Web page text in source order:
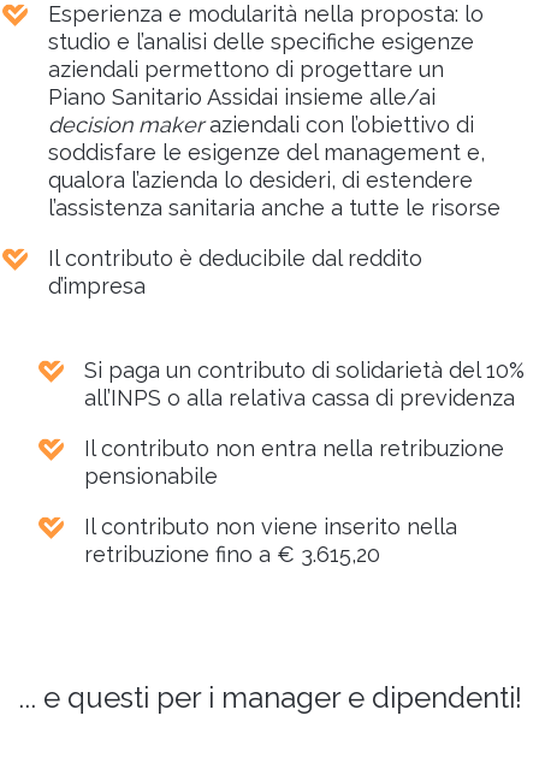
Esperienza e modularità nella proposta: lo
studio e l’analisi delle specifiche esigenze
aziendali permettono di progettare un
Piano Sanitario Assidai insieme alle/ai
decision makeraziendali con l’obiettivo di
soddisfare le esigenze del management e,
qualora l’azienda lo desideri, di estendere
l’assistenza sanitaria anche a tutte le risorse
Il contributo è deducibile dal reddito
d’impresa
Si paga un contributo di solidarietà del 10%
all’INPS o alla relativa cassa di previdenza
Il contributo non entra nella retribuzione
pensionabile
Il contributo non viene inserito nella
retribuzione fino a € 3.615,20
... e questi per i manager e dipendenti!